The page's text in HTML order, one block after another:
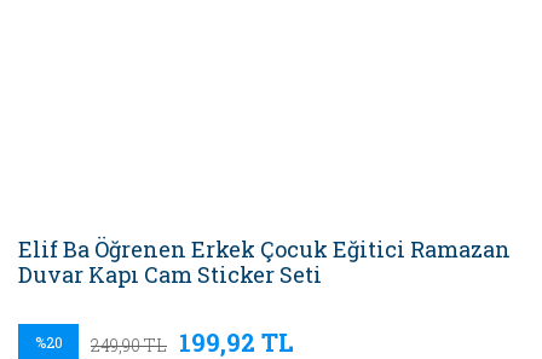
Elif Ba Öğrenen Erkek Çocuk Eğitici Ramazan
Duvar Kapı Cam Sticker Seti
%20 249,90 TL 199,92 TL